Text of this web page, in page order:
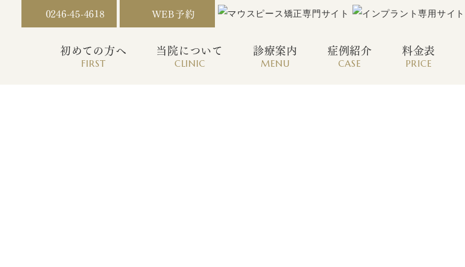
0246-45-4618 WEB予約
初めての方へ
FIRST
当院について
CLINIC
診療案内
MENU
症例紹介
CASE
料金表
PRICE